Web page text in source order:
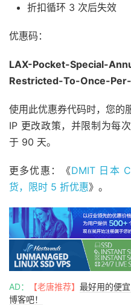
折扣循环 3 次后失效
优惠码：
LAX-Pocket-Special-
Restricted-To-Once-
使用此优惠券代码时，您的
IP 更改政策，并限制为每
于 90 天。
更多优惠：《DMIT 日本
货，限时 5 折优惠》。
AD： 【老唐推荐】 最好用的便
博客吧！